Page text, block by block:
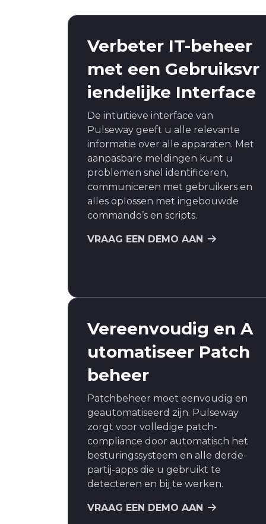
Verbeter IT-beheer
met een Gebruiksvr
iendelijke Interface
De intuïtieve interface van
Pulseway geeft u alle relevante
informatie over alle apparaten. Met
aanpasbare meldingen kunt u
problemen snel identificeren,
communiceren met gebruikers en
alles oplossen met ingebouwde
commando’s en scripts.
VRAAG EEN DEMO AAN
Vereenvoudig en A
utomatiseer Patch
beheer
Patchbeheer moet eenvoudig en
geautomatiseerd zijn. Pulseway
zorgt voor volledige patch-
compliance door automatisch het
besturingssysteem en alle derde-
partij-apps die u gebruikt te
detecteren en bij te werken.
VRAAG EEN DEMO AAN